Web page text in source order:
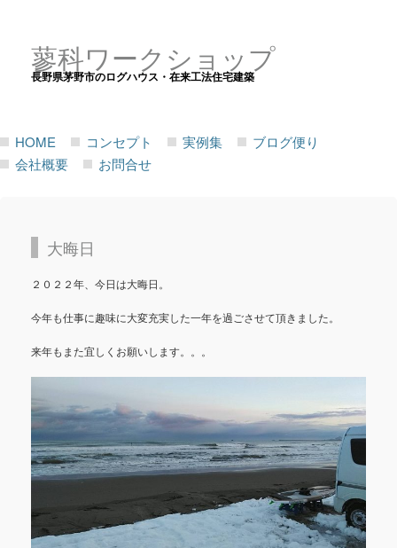
蓼科ワークショップ
長野県茅野市のログハウス・在来工法住宅建築
HOME コンセプト 実例集
ブログ便り
会社概要
お問合せ
大晦日
２０２２年、今日は大晦日。
今年も仕事に趣味に大変充実した一年を過ごさせて頂きました。
来年もまた宜しくお願いします。。。